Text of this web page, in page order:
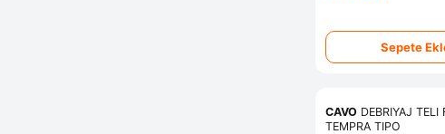
Sepete
CAVO DEBRIYAJ TELI
TEMPRA TIPO